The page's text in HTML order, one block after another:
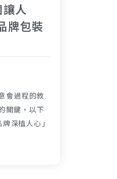
人
牌包裝
會過程的敘
關鍵，以下
深植人心」